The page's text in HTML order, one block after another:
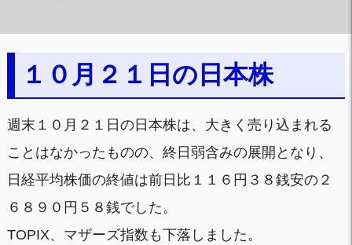
１０月２１日の日本株
週末１０月２１日の日本株は、大きく売り込まれる
ことはなかったものの、終日弱含みの展開となり、
日経平均株価の終値は前日比１１６円３８銭安の２
６８９０円５８銭でした。
TOPIX、マザーズ指数も下落しました。